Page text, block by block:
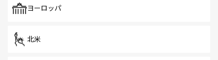
で、ホーカーズは地元の風情を楽しめる外せないスポット
ヨーロッパ
北米